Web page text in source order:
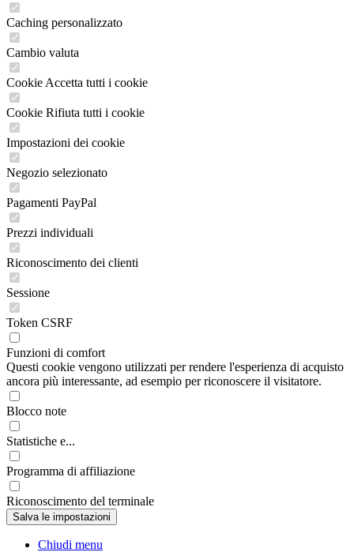
Caching personalizzato
Cambio valuta
Cookie Accetta tutti i cookie
Cookie Rifiuta tutti i cookie
Impostazioni dei cookie
Negozio selezionato
Pagamenti PayPal
Prezzi individuali
Riconoscimento dei clienti
Sessione
Token CSRF
Funzioni di comfort
Questi cookie vengono utilizzati per rendere l'esperienza di acquisto
ancora più interessante, ad esempio per riconoscere il visitatore.
Blocco note
Statistiche e...
Programma di affiliazione
Riconoscimento del terminale
Chiudi menu